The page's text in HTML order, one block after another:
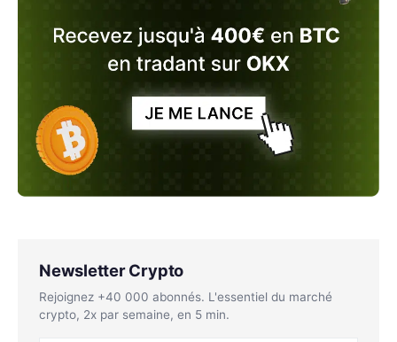
Newsletter Crypto
Rejoignez +40 000 abonnés. L'essentiel du marché
crypto, 2x par semaine, en 5 min.